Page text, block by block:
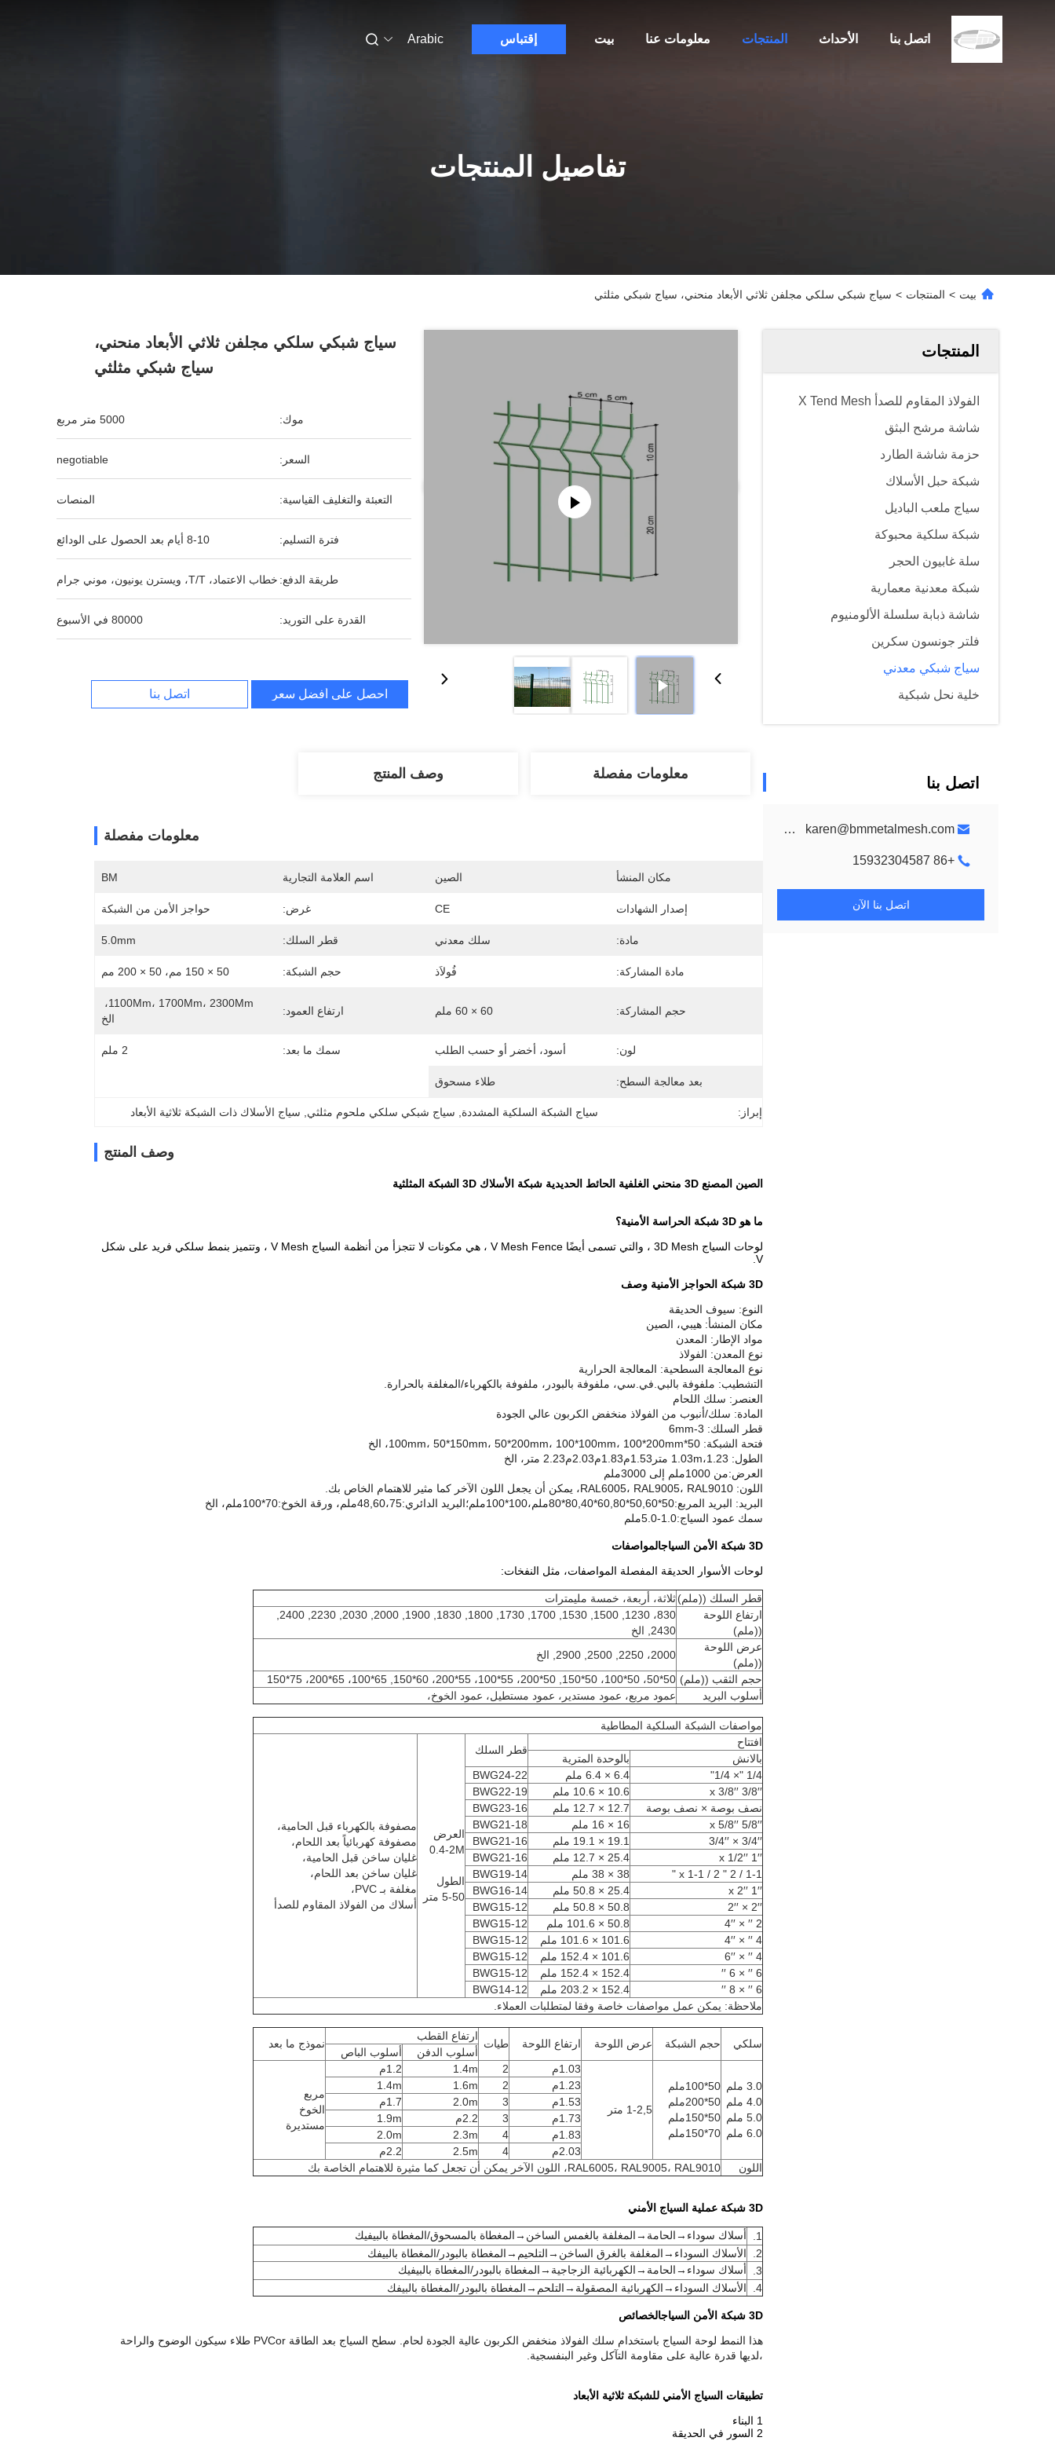
بيت معلومات عنا المنتجات الأحداث اتصل بنا إقتباس Arabic
تفاصيل المنتجات
بيت > المنتجات > سياج شبكي سلكي مجلفن ثلاثي الأبعاد منحني، سياج شبكي مثلثي
المنتجات
الفولاذ المقاوم للصدأ X Tend Mesh
شاشة مرشح البثق
حزمة شاشة الطارد
شبكة حبل الأسلاك
سياج ملعب الباديل
شبكة سلكية محبوكة
سلة غابيون الحجر
شبكة معدنية معمارية
شاشة ذبابة سلسلة الألومنيوم
فلتر جونسون سكرين
سياج شبكي معدني
خلية نحل شبكية
اتصل بنا
metalmeshes@gmail.com karen@bmmetalmesh.com
+86 15932304587
اتصل بنا الآن
سياج شبكي سلكي مجلفن ثلاثي الأبعاد منحني،
سياج شبكي مثلثي
موك: 5000 متر مربع
السعر: negotiable
التعبئة والتغليف القياسية: المنصات
فترة التسليم: 8-10 أيام بعد الحصول على الودائع
طريقة الدفع: خطاب الاعتماد، T/T، ويسترن يونيون، موني جرام
القدرة على التوريد: 80000 في الأسبوع
احصل على أفضل سعر اتصل بنا
معلومات مفصلة وصف المنتج
معلومات مفصلة
مكان المنشأ الصين اسم العلامة التجارية BM
إصدار الشهادات CE غرض: حواجز الأمن من الشبكة
مادة: سلك معدني قطر السلك: 5.0mm
مادة المشاركة: فُولاَذ حجم الشبكة: 50 × 150 مم، 50 × 200 مم
حجم المشاركة: 60 × 60 ملم ارتفاع العمود:
الخ
لون: أسود، أخضر أو ​​حسب الطلب سمك ما بعد: 2 ملم
بعد معالجة السطح: طلاء مسحوق
إبراز: سياج الشبكة السلكية المشددة سياج شبكي سلكي ملحوم مثلثي سياج الأسلاك ذات الشبكة ثلاثية الأبعاد
وصف المنتج
الصين المصنع 3D منحني الغلفية الحائط الحديدية شبكة الأسلاك 3D الشبكة المثلثية
ما هو 3D شبكة الحراسة الأمنية؟
لوحات السياج 3D Mesh ، والتي تسمى أيضًا V Mesh Fence ، هي مكونات لا تتجزأ من أنظمة السياج V Mesh ، وتتميز بنمط سلكي فريد على شكل
V.
3D شبكة الحواجز الأمنية وصف
النوع: سيوف الحديقة
مكان المنشأ: هيبي، الصين
مواد الإطار: المعدن
نوع المعدن: الفولاذ
نوع المعالجة السطحية: المعالجة الحرارية
التشطيب: ملفوفة بالبي.في.سي، ملفوفة بالبودر، ملفوفة بالكهرباء/المغلفة بالحرارة.
العنصر: سلك اللحام
المادة: سلك/أنبوب من الفولاذ منخفض الكربون عالي الجودة
قطر السلك: 3-6mm
فتحة الشبكة: 50*100mm، 50*150mm، 50*200mm، 100*100mm، 100*200mm، الخ
الطول: 1.03m،1.23 متر1.53م1.83م2.03م2.23 متر، الخ
العرض:من 1000ملم إلى 3000ملم
اللون: RAL6005، RAL9005، RAL9010، يمكن أن يجعل اللون الآخر كما مثير للاهتمام الخاص بك.
البريد: البريد المربع:50*50,60*60,80*80,40*80ملم،100*100ملم؛البريد الدائري:48,60،75ملم، ورقة الخوخ:70*100ملم، الخ
سمك عمود السياج:1.0-5.0ملم
3D شبكة الأمن السياج
المواصفات
لوحات الأسوار الحديقة المفصلة المواصفات، مثل النفخات:
قطر السلك ((ملم)ثلاثة، أربعة، خمسة مليمترات
ارتفاع اللوحة
((ملم)
2430, الخ
عرض اللوحة
((ملم)
2000، 2250, 2500, 2900, الخ
حجم الثقب ((ملم) 50*50، 50*100، 50*150, 50*200، 55*100، 55*200، 60*150, 65*100، 65*200، 75*150
أسلوب البريد
عمود مربع، عمود مستدير، عمود مستطيل، عمود الخوخ،
مواصفات الشبكة السلكية المطاطية
افتتاح
قطر السلك
العرض
0.4-2M
الطول
5-50 متر
مصفوفة بالكهرباء قبل الحامية،
مصفوفة كهربائياً بعد اللحام،
غليان ساخن قبل الحامية،
غليان ساخن بعد اللحام،
مغلفة بـ PVC،
أسلاك من الفولاذ المقاوم للصدأ
بالانش
بالوحدة المترية
1/4 "× 1/4"
6.4 × 6.4 ملم
BWG24-22
3/8′′ x 3/8′′
10.6 × 10.6 ملم
BWG22-19
نصف بوصة × نصف بوصة
12.7 × 12.7 ملم
BWG23-16
5/8′′ x 5/8′′
16 × 16 ملم
BWG21-18
3/4′′ × 3/4′′
19.1 × 19.1 ملم
BWG21-16
1′′ x 1/2′′
25.4 × 12.7 ملم
BWG21-16
1-1 / 2 " x 1-1 / 2 "
38 × 38 ملم
BWG19-14
1′′ x 2′′
25.4 × 50.8 ملم
BWG16-14
2′′ × 2′′
50.8 × 50.8 ملم
BWG15-12
2 ′′ × 4′′
50.8 × 101.6 ملم
BWG15-12
4 ′′ × 4′′
101.6 × 101.6 ملم
BWG15-12
4 ′′ × 6′′
101.6 × 152.4 ملم
BWG15-12
6 ′′ × 6 ′′
152.4 × 152.4 ملم
BWG15-12
6 ′′ × 8 ′′
152.4 × 203.2 ملم
BWG14-12
ملاحظة: يمكن عمل مواصفات خاصة وفقا لمتطلبات العملاء.
سلكي حجم الشبكة عرض اللوحة ارتفاع اللوحة طيات
ارتفاع القطب
نموذج ما بعد
أسلوب الدفن أسلوب الباص
3.0 ملم
4.0 ملم
5.0 ملم
6.0 ملم
50*100ملم
50*200ملم
50*150ملم
70*150ملم
1-2,5 متر
1.03م 2
1.4m
1.2م
مربع
الخوخ
مستديرة
1.23م 2
1.6m
1.4m
1.53م
3
2.0m
1.7م
1.73م
3 2.2م
1.9m
1.83م
4
2.3m
2.0m
2.03م
4
2.5m
2.2م
اللون
RAL6005، RAL9005، RAL9010، اللون الآخر يمكن أن تجعل كما مثيرة للاهتمام الخاصة بك
3D شبكة عملية السياج الأمني
1. أسلاك سوداء →الحامة→المغلفة بالغمس الساخن→المغطاة بالمسحوق/المغطاة بالبيفيك
2.
الأسلاك السوداء→المغلفة بالغرق الساخن→التلحيم→المغطاة بالبودر/المغطاة بالبيفك
3.
أسلاك سوداء →الحامة→الكهربائية الزجاجية→المغطاة بالبودر/المغطاة بالبيفيك
4.
الأسلاك السوداء→الكهربائية المصقولة→التلحم→المغطاة بالبودر/المغطاة بالبيفك
3D شبكة الأمن السياج
الخصائص
هذا النمط لوحة السياج باستخدام سلك الفولاذ منخفض الكربون عالية الجودة لحام. سطح السياج بعد الطاقة PVCor طلاء سيكون الوضوح والراحة
،لديها قدرة عالية على مقاومة التآكل وغير البنفسجية.
تطبيقات السياج الأمني للشبكة ثلاثية الأبعاد
1 البناء
2 السور في الحديقة